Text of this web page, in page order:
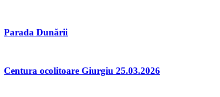
Parada Dunării
Centura ocolitoare Giurgiu 25.03.2026